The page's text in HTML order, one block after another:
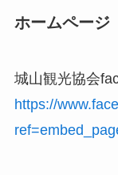
ホームページ
城山観光協会
https://